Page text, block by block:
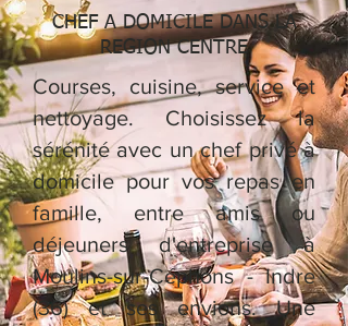
CHEF A DOMICILE DANS LA
REGION CENTRE
Courses, cuisine, service et
nettoyage. Choisissez la
sérénité avec un chef privé à
domicile pour vos repas en
famille, entre amis ou
déjeuners d'entreprise à
Moulins-sur-Céphons - Indre
(36) et ses envions. Une